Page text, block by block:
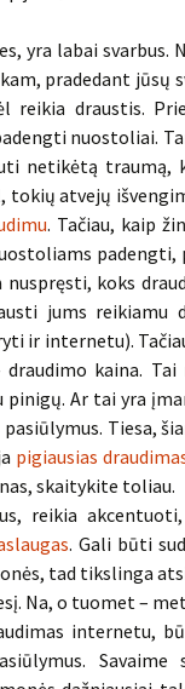
yra labai
pradedant jūsų
reikia draustis.
nuostoliai.
netikėtą traumą,
tokių atvejų
. Tačiau, kaip
padengti,
koks
jums reikiamu
ir internetu).
draudimo kaina.
Ar tai yra
Tiesa,
pigiausias
skaitykite toliau.
reikia
. Gali būti
tad tikslinga
Na, o tuomet –
internetu,